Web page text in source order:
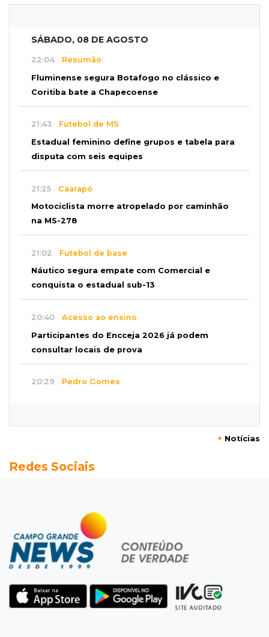
SÁBADO, 08 DE AGOSTO
22:04 Resumão
Fluminense segura Botafogo no clássico e
Coritiba bate a Chapecoense
21:43 Futebol de MS
Estadual feminino define grupos e tabela para
disputa com seis equipes
21:25 Caarapó
Motociclista morre atropelado por caminhão
na MS-278
21:02 Futebol de base
Náutico segura empate com Comercial e
conquista o estadual sub-13
20:40 Acesso ao ensino
Participantes do Encceja 2026 já podem
consultar locais de prova
20:29 Pedro Gomes
Pantanal treina em Goiânia antes de jogo que
Campeonato Brasileiro
Remo busca empate com Atlético-MG e segue
na zona de rebaixamento
Defesa diz que preso suspeito de sequestro
só emprestou casa a conhecido
+ Notícias
Redes Sociais